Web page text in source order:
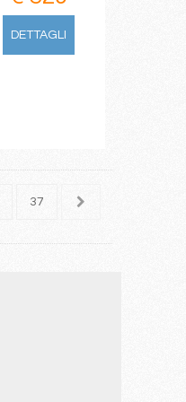
DETTAGLI
37 38